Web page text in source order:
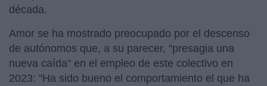
década.
Amor se ha mostrado preocupado por el descenso
de autónomos que, a su parecer, "presagia una
nueva caída" en el empleo de este colectivo en
2023: "Ha sido bueno el comportamiento el que ha